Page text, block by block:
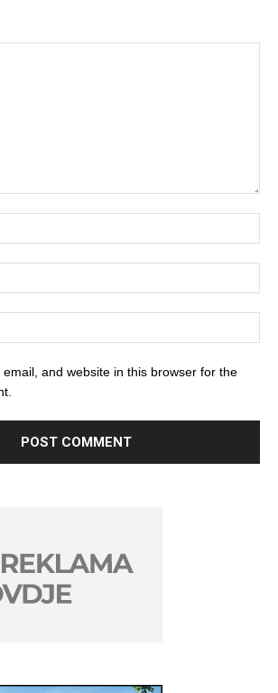
and website in this browser for the